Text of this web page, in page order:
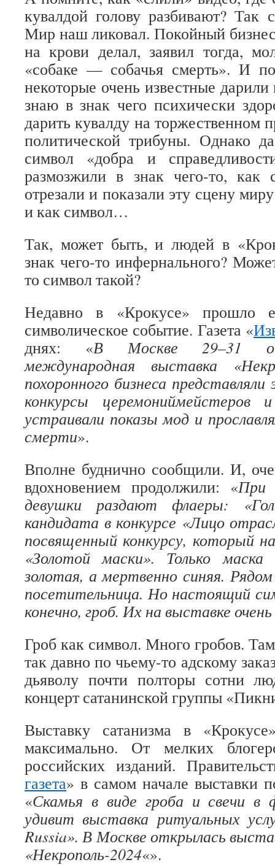
кувалдой голову разбивают? Так
Мир наш ликовал. Покойный
на крови делал, заявил тогда,
«собаке — собачья смерть». И
некоторые очень известные
знаю в знак чего психически
дарить кувалду на торжественном
политической трибуны. Однако
символ «добра и
размозжили в знак чего-то, как
отрезали и показали эту сцену
и как символ…
Так, может быть, и людей в
знак чего-то инфернального?
то символ такой?
Недавно в «Крокусе» прошло
символическое событие. Газета «
днях: «В Москве 29–31
международная выставка
похоронного бизнеса
конкурсы церемониймейстеров
устраивали показы мод и
смерти».
Вполне буднично сообщили. И,
вдохновением продолжили: «При
девушки раздают флаеры:
кандидата в конкурсе «Лицо
посвященный конкурсу, который
«Золотой маски». Только
золотая, а мертвенно синяя.
посетительница. Но настоящий
конечно, гроб. Их на выставке
Гроб как символ. Много гробов.
так давно по чьему-то адскому
дьяволу почти полторы сотни
концерт сатанинской группы
Выставку сатанизма в
максимально. От мелких
российских изданий.
газета» в самом начале выставки
«Скамья в виде гроба и свечи в
удивит выставка ритуальных
Russia». В Москве открылась
«Некрополь-2024«».